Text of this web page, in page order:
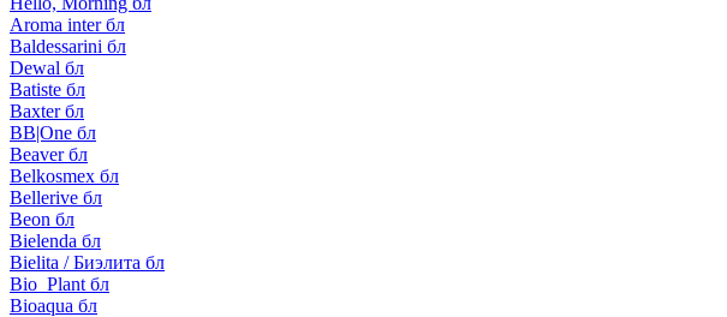
Aroma inter бл
Baldessarini бл
Dewal бл
Batiste бл
Baxter бл
BB|One бл
Beaver бл
Belkosmex бл
Bellerive бл
Beon бл
Bielenda бл
Bielita / Биэлита бл
Bio_Plant бл
Bioaqua бл